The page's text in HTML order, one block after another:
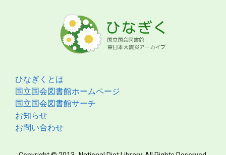
ひなぎくとは
国立国会図書館ホームページ
国立国会図書館サーチ
お知らせ
お問い合わせ